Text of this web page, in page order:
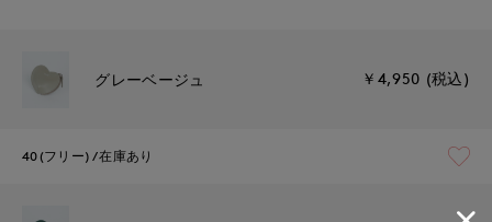
グレーベージュ ￥4,950 (税込)
40(フリー) 在庫あり